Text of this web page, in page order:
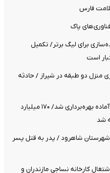
فارس
پاک
برای لیگ برتر/ تکمیل
است
منزل دو طبقه در شیراز / حادثه
پل راه‌آهن هشتگرد پس از ۹ سال آماده بهره‌برداری شد/ ۱۷۰ میلیارد
شد
شاهرود / پدر به قتل پسر
کارخانه نساجی مازندران و